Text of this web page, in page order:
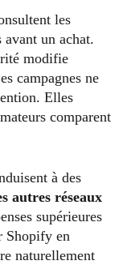
les
un achat.
modifie
campagnes ne
Elles
comparent
à des
autres réseaux
supérieures
Shopify en
naturellement